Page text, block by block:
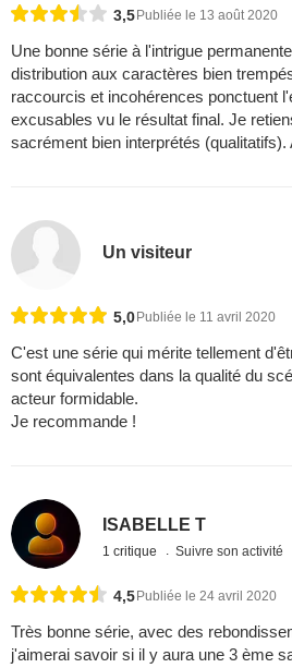
3,5Publiée le 13 août 2020
Une bonne série à l'intrigue
distribution aux caractères bien
raccourcis et incohérences ponctuent
excusables vu le résultat final. Je
sacrément bien interprétés (qualitatifs).
Un visiteur
5,0 Publiée le 11 avril 2020
C'est une série qui mérite tellement
sont équivalentes dans la qualité du
acteur formidable.
Je recommande !
ISABELLE T
1 critique Suivre son activité
4,5 Publiée le 24 avril 2020
Très bonne série, avec des
j'aimerai savoir si il y aura une 3 ème